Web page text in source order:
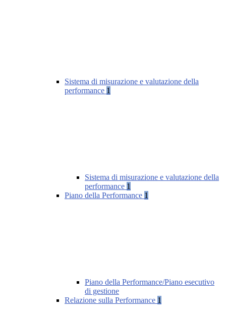
Sistema di misurazione e valutazione della
performance 1
Sistema di misurazione e valutazione della
performance 1
Piano della Performance 1
Piano della Performance/Piano esecutivo
di gestione
Relazione sulla Performance 1